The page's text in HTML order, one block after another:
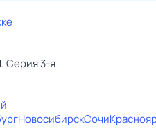
Серия 3-я
НовосибирскСочи